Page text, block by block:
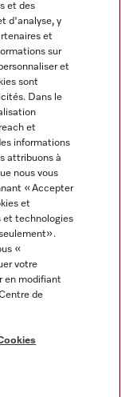
et des
d'analyse, y
et
sur
et
sont
Dans le
et
informations
attribuons à
nous vous
« Accepter
et
et technologies
«
votre
en modifiant
de